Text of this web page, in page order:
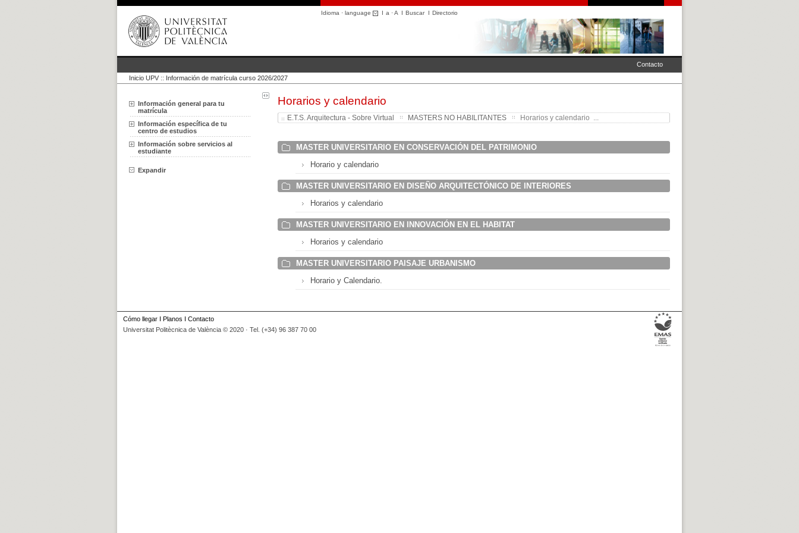
Idioma · language I a ·A I BuscarI Directorio
Contacto
Inicio UPV :: Información de matrícula curso 2026/2027
Información general para tu
matrícula
Información específica de tu
centro de estudios
Información sobre servicios al
estudiante
Expandir
Horarios y calendario
E.T.S. Arquitectura - Sobre Virtual MASTERS NO HABILITANTES Horarios y calendario ...
MASTER UNIVERSITARIO EN CONSERVACIÓN DEL PATRIMONIO
Horario y calendario
MASTER UNIVERSITARIO EN DISEÑO ARQUITECTÓNICO DE INTERIORES
Horarios y calendario
MASTER UNIVERSITARIO EN INNOVACIÓN EN EL HABITAT
Horarios y calendario
MASTER UNIVERSITARIO PAISAJE URBANISMO
Horario y Calendario.
Cómo llegar I Planos I Contacto
Universitat Politècnica de València © 2020 · Tel. (+34) 96 387 70 00